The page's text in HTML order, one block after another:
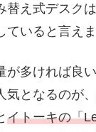
替え式デスク
ていると言えま
が多ければ良
となるのが、
イトーキの「